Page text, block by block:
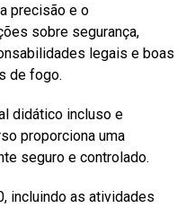
precisão e o
sobre segurança,
legais e boas
de fogo.
didático incluso e
proporciona uma
seguro e controlado.
incluindo as atividades